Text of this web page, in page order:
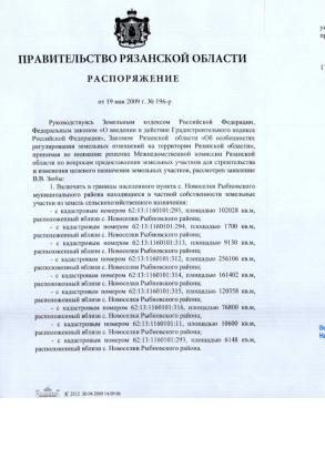
Перейти к основному содержанию